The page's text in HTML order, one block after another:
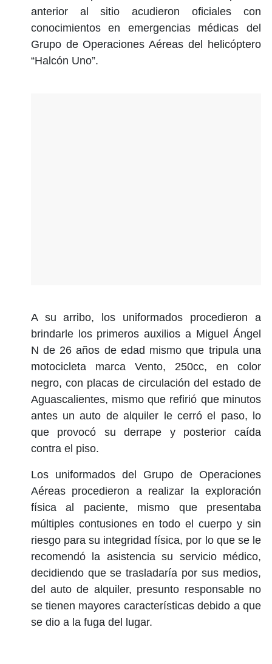
anterior al sitio acudieron oficiales con
conocimientos en emergencias médicas del
Grupo de Operaciones Aéreas del helicóptero
“Halcón Uno”.
A su arribo, los uniformados procedieron a
brindarle los primeros auxilios a Miguel Ángel
N de 26 años de edad mismo que tripula una
motocicleta marca Vento, 250cc, en color
negro, con placas de circulación del estado de
Aguascalientes, mismo que refirió que minutos
antes un auto de alquiler le cerró el paso, lo
que provocó su derrape y posterior caída
contra el piso.
Los uniformados del Grupo de Operaciones
Aéreas procedieron a realizar la exploración
física al paciente, mismo que presentaba
múltiples contusiones en todo el cuerpo y sin
riesgo para su integridad física, por lo que se le
recomendó la asistencia su servicio médico,
decidiendo que se trasladaría por sus medios,
del auto de alquiler, presunto responsable no
se tienen mayores características debido a que
se dio a la fuga del lugar.